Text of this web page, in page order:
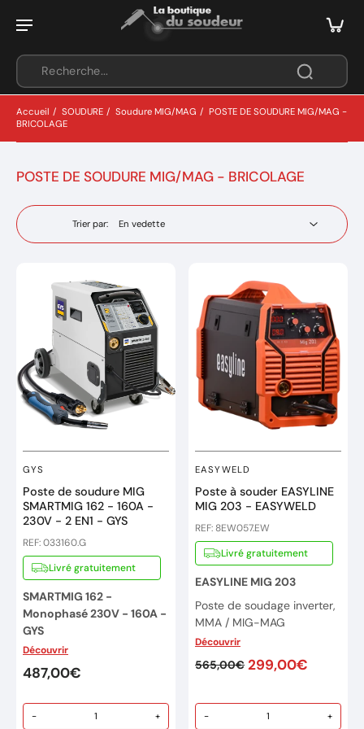
Accueil / SOUDURE / Soudure MIG/MAG / POSTE DE SOUDURE MIG/MAG -
BRICOLAGE
POSTE DE SOUDURE MIG/MAG - BRICOLAGE
Trier par:
GYS
Poste de soudure MIG
SMARTMIG 162 - 160A -
230V - 2 EN1 - GYS
REF: 033160.G
Livré gratuitement
SMARTMIG 162 -
Monophasé 230V - 160A -
GYS
Poste de soudure
monophasé MIG/MAG
Idéal pour les artisans et
Découvrir
487,00€
- +
EASYWELD
Poste à souder EASYLINE
MIG 203 - EASYWELD
REF: 8EW057.EW
Livré gratuitement
EASYLINE MIG 203
Poste de soudage inverter,
MMA / MIG-MAG
Utilisation facile pour
l'Aluminium, l'Acier, fil fourré
Générateur compact
portable monophasé.
Découvrir
565,00€ 299,00€
- +